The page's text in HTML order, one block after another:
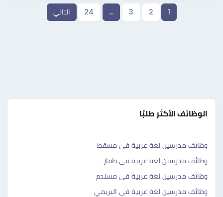
1
2
3
…
24 التالي
الوظائف الأكثر طلبًا
وظائف مدرسين لغة عربية فى مسقط
وظائف مدرسين لغة عربية فى ظفار
وظائف مدرسين لغة عربية فى مسندم
وظائف مدرسين لغة عربية فى البريمي